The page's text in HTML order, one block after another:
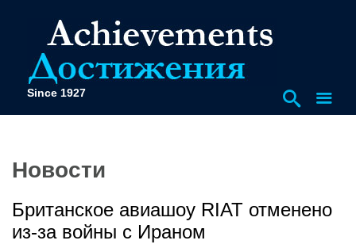
Since 1927
Новости
Британское авиашоу RIAT отменено
из-за войны с Ираном